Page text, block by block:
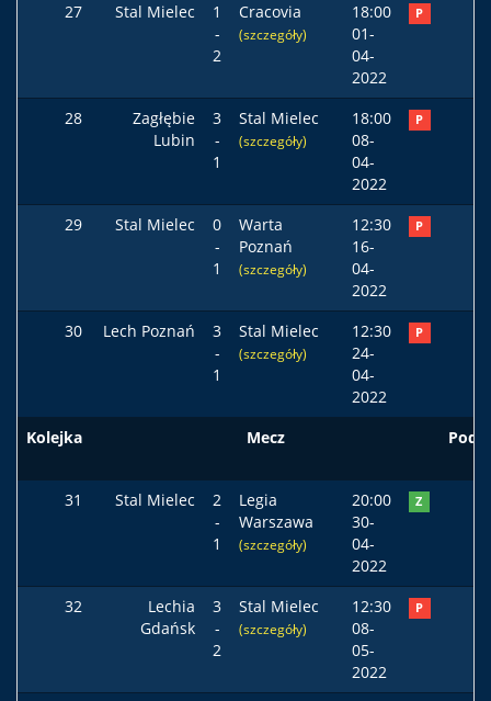
27 Stal Mielec
1
-
2
Cracovia
(szczegóły)
18:00
01-
04-
2022
P
28
Zagłębie
Lubin
3
-
1
Stal Mielec
(szczegóły)
18:00
08-
04-
2022
P
29 Stal Mielec
0
-
1
Warta
Poznań
(szczegóły)
12:30
16-
04-
2022
P
30 Lech Poznań
3
-
1
Stal Mielec
(szczegóły)
12:30
24-
04-
2022
P
Kolejka Mecz Podst
31 Stal Mielec
2
-
1
Legia
Warszawa
(szczegóły)
20:00
30-
04-
2022
Z
32
Lechia
Gdańsk
3
-
2
Stal Mielec
(szczegóły)
12:30
08-
05-
2022
P